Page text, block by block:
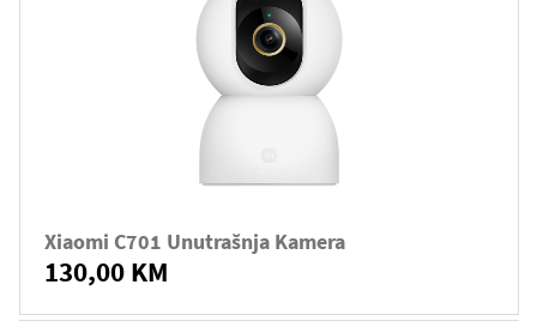
Xiaomi C701 Unutrašnja Kamera
130,00 KM